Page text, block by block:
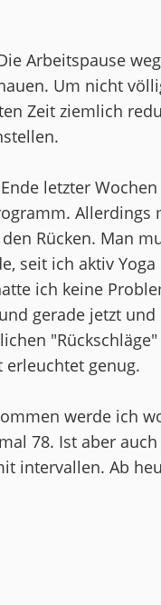
Arbeitspause
Um nicht
Zeit ziemlich
letzter
Allerdings
Rücken. Man
seit ich aktiv
ich keine
gerade jetzt
genug.
werde ich
78. Ist aber
intervallen. Ab